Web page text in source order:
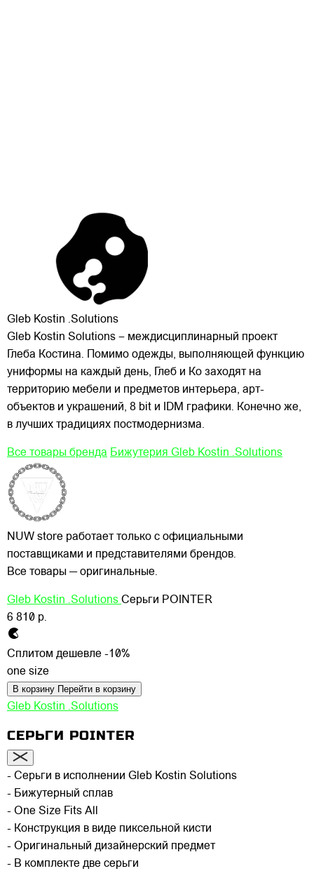
Gleb Kostin .Solutions
Gleb Kostin Solutions – междисциплинарный проект
Глеба Костина. Помимо одежды, выполняющей функцию
униформы на каждый день, Глеб и Ко заходят на
территорию мебели и предметов интерьера, арт-
объектов и украшений, 8 bit и IDM графики. Конечно же,
в лучших традициях постмодернизма.
Все товары бренда Бижутерия Gleb Kostin .Solutions
NUW store работает только с официальными
поставщиками и представителями брендов.
Все товары — оригинальные.
Gleb Kostin .Solutions Серьги POINTER
6 810 р.
Сплитом дешевле -10%
one size
В корзину Перейти в корзину
Gleb Kostin .Solutions
СЕРЬГИ POINTER
- Серьги в исполнении Gleb Kostin Solutions
- Бижутерный сплав
- One Size Fits All
- Конструкция в виде пиксельной кисти
- Оригинальный дизайнерский предмет
- В комплекте две серьги